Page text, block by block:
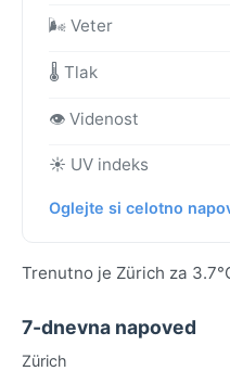
🌬️ Veter
🌡️ Tlak
👁️ Videnost
☀️ UV indeks
Oglejte si celotno
Trenutno je Zürich za
7-dnevna napoved
Zürich